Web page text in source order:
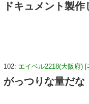
ドキュメント製
102: エイベル2218(大阪府) [
がっつりな量だな